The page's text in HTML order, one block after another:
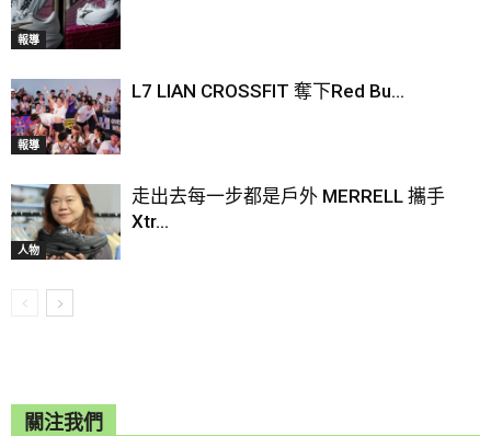
報導
報導
L7 LIAN CROSSFIT 奪下Red Bu...
人物
走出去每一步都是戶外 MERRELL 攜手
Xtr...
關注我們